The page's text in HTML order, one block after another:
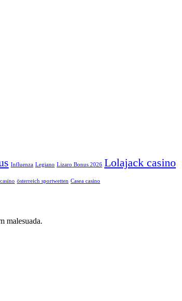
Influenza Legiano Lizaro Bonus 2026 Lolajack casino
österreich sportwetten Сasea casino
malesuada.